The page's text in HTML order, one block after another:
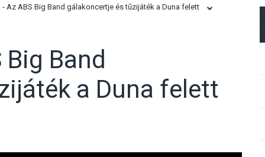
- Az ABS Big Band gálakoncertje és tűzijáték a Duna felett
Big Band
a Duna felett